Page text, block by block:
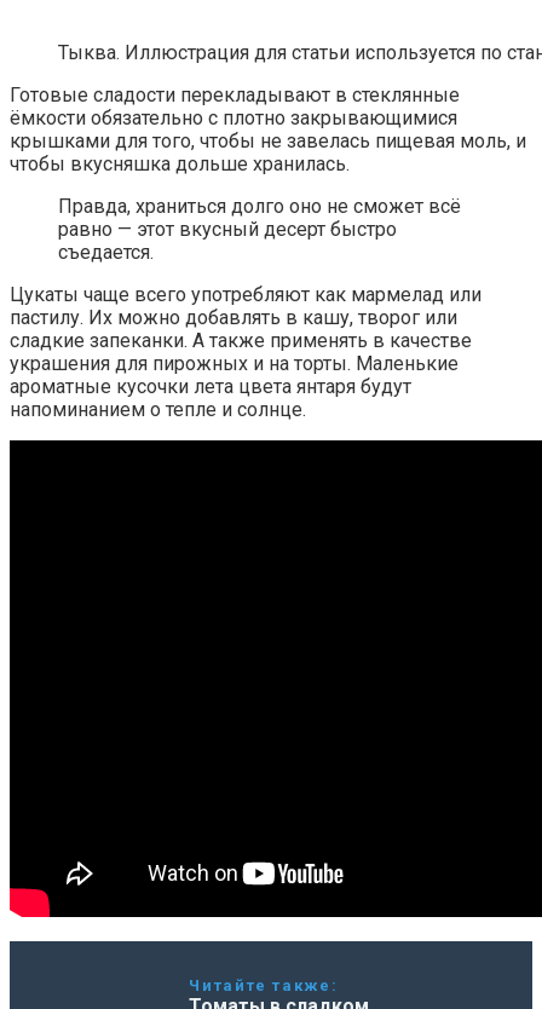
Тыква. Иллюстрация для статьи используется по
Готовые сладости перекладывают в стеклянные
ёмкости обязательно с плотно закрывающимися
крышками для того, чтобы не завелась пищевая моль, и
чтобы вкусняшка дольше хранилась.
Правда, храниться долго оно не сможет всё
равно — этот вкусный десерт быстро
съедается.
Цукаты чаще всего употребляют как мармелад или
пастилу. Их можно добавлять в кашу, творог или
сладкие запеканки. А также применять в качестве
украшения для пирожных и на торты. Маленькие
ароматные кусочки лета цвета янтаря будут
напоминанием о тепле и солнце.
Читайте также: